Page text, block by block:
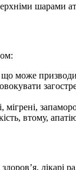
може
втому,
лікарі